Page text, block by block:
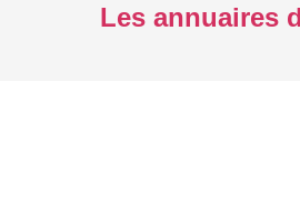
Les annuaires